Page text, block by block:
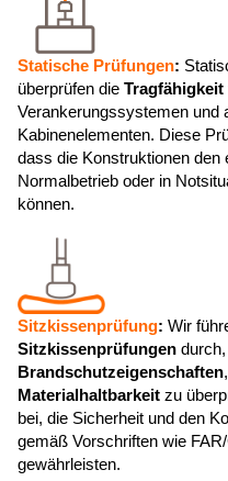
Statische Prüfungen:
überprüfen die Tragfähigkeit
Verankerungssystemen und
Kabinenelementen. Diese
dass die Konstruktionen den
Normalbetrieb oder in
können.
Sitzkissenprüfung: Wir
Sitzkissenprüfungen
Brandschutzeigenschaften,
Materialhaltbarkeit zu
bei, die Sicherheit und den
gemäß Vorschriften wie
gewährleisten.